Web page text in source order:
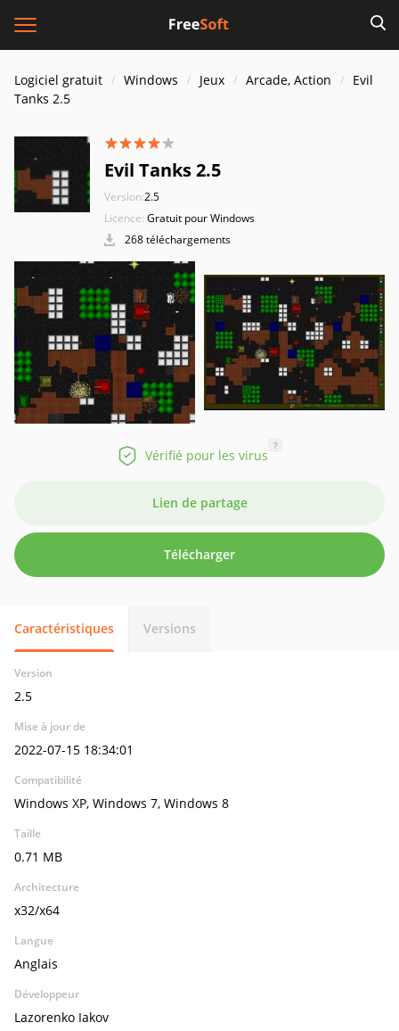
Logiciel gratuit Windows Jeux Arcade, Action
Evil
Tanks 2.5
Evil Tanks 2.5
Version:2.5
Licence: Gratuit pour Windows
268 téléchargements
Vérifié pour les virus
?
Lien de partage
Télécharger
Caractéristiques Versions
Version
2.5
Mise à jour de
2022-07-15 18:34:01
Compatibilité
Windows XP, Windows 7, Windows 8
Taille
0.71 MB
Architecture
x32/x64
Langue
Anglais
Développeur
Lazorenko Iakov